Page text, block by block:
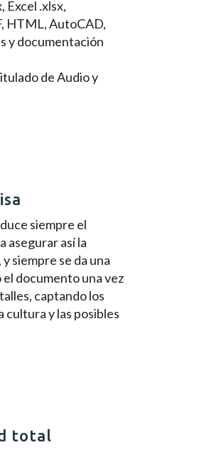
Excel .xlsx,
HTML, AutoCAD,
y documentación
de Audio y
siempre el
asegurar así la
siempre se da una
documento una vez
captando los
cultura y las posibles
total